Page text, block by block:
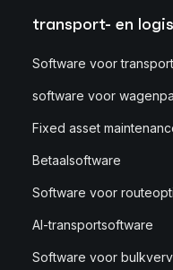
transport- en
Software voor transport
software voor
Fixed asset
Betaalsoftware
Software voor
AI-transportsoftware
Software voor